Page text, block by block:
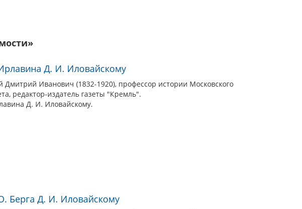
Д. И. Иловайскому
Дмитрий Иванович (1832-1920), профессор истории Московского
редактор-издатель газеты "Кремль".
Д. И. Иловайскому.
Берга Д. И. Иловайскому